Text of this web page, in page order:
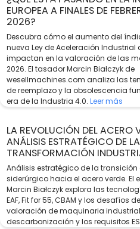
EUROPEA A FINALES DE
2026?
Descubra cómo el aumento del
nueva Ley de Aceleración Industrial
impactan en la valoración de las
2026. El tasador Marcin Białczyk de
wesellmachines.com analiza las
de reemplazo y la obsolescencia
era de la Industria 4.0. Leer más
LA REVOLUCIÓN DEL ACERO
ANÁLISIS ESTRATÉGICO DE LA
TRANSFORMACIÓN
Análisis estratégico de la transición
siderúrgico hacia el acero verde. El
Marcin Białczyk explora las
EAF, Fit for 55, CBAM y los desafíos
valoración de maquinaria
descarbonización y los requisitos